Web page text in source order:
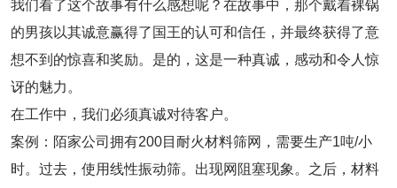
我们看了这个故事有什么感想呢？在故事中，那个戴着裸锅
的男孩以其诚意赢得了国王的认可和信任，并最终获得了意
想不到的惊喜和奖励。是的，这是一种真诚，感动和令人惊
讶的魅力。
在工作中，我们必须真诚对待客户。
案例：陌家公司拥有200目耐火材料筛网，需要生产1吨/小
时。过去，使用线性振动筛。出现网阻塞现象。之后，材料